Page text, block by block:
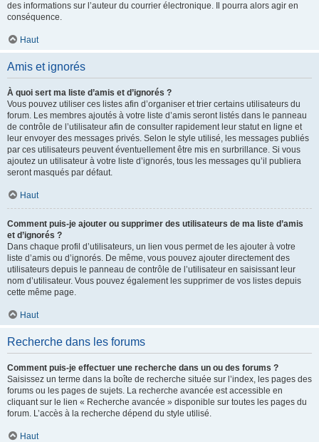
des informations sur l’auteur du courrier électronique. Il pourra alors agir en
conséquence.
Haut
Amis et ignorés
À quoi sert ma liste d’amis et d’ignorés ?
Vous pouvez utiliser ces listes afin d’organiser et trier certains utilisateurs du
forum. Les membres ajoutés à votre liste d’amis seront listés dans le panneau
de contrôle de l’utilisateur afin de consulter rapidement leur statut en ligne et
leur envoyer des messages privés. Selon le style utilisé, les messages publiés
par ces utilisateurs peuvent éventuellement être mis en surbrillance. Si vous
ajoutez un utilisateur à votre liste d’ignorés, tous les messages qu’il publiera
seront masqués par défaut.
Haut
Comment puis-je ajouter ou supprimer des utilisateurs de ma liste d’amis
et d’ignorés ?
Dans chaque profil d’utilisateurs, un lien vous permet de les ajouter à votre
liste d’amis ou d’ignorés. De même, vous pouvez ajouter directement des
utilisateurs depuis le panneau de contrôle de l’utilisateur en saisissant leur
nom d’utilisateur. Vous pouvez également les supprimer de vos listes depuis
cette même page.
Haut
Recherche dans les forums
Comment puis-je effectuer une recherche dans un ou des forums ?
Saisissez un terme dans la boîte de recherche située sur l’index, les pages des
forums ou les pages de sujets. La recherche avancée est accessible en
cliquant sur le lien « Recherche avancée » disponible sur toutes les pages du
forum. L’accès à la recherche dépend du style utilisé.
Haut